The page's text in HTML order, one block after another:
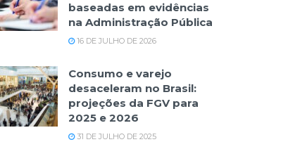
baseadas em evidências
na Administração Pública
16 DE JULHO DE 2026
Consumo e varejo
desaceleram no Brasil:
projeções da FGV para
2025 e 2026
31 DE JULHO DE 2025